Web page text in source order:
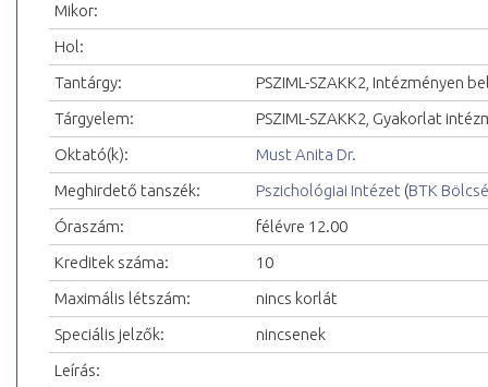
Mikor:
Hol:
Tantárgy:
PSZIML-SZAKK2, Intézményen
Tárgyelem:
PSZIML-SZAKK2, Gyakorlat
Oktató(k):
Must Anita Dr.
Meghirdető tanszék:
Pszichológiai Intézet (BTK
Óraszám:
félévre 12.00
Kreditek száma:
10
Maximális létszám:
nincs korlát
Speciális jelzők:
nincsenek
Leírás: